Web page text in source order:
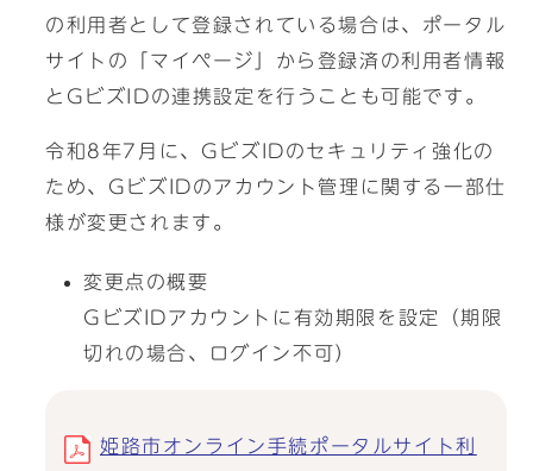
の利用者として登録されている場合は、ポータル
サイトの「マイページ」から登録済の利用者情報
とGビズIDの連携設定を行うことも可能です。
令和8年7月に、GビズIDのセキュリティ強化の
ため、GビズIDのアカウント管理に関する一部仕
様が変更されます。
変更点の概要
GビズIDアカウントに有効期限を設定（期限
切れの場合、ログイン不可）
姫路市オンライン手続ポータルサイト利